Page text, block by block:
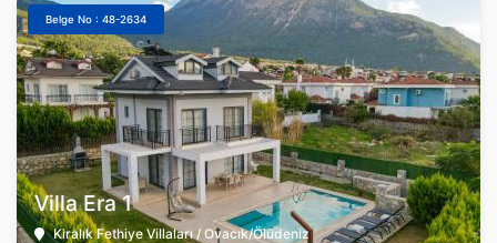
Belge No : 48-2634
Villa Era 1
Kiralık Fethiye Villaları / Ovacık/Ölüdeniz